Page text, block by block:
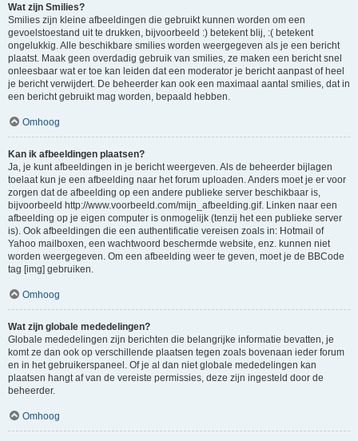
Wat zijn Smilies?
Smilies zijn kleine afbeeldingen die gebruikt kunnen worden om een
gevoelstoestand uit te drukken, bijvoorbeeld :) betekent blij, :( betekent
ongelukkig. Alle beschikbare smilies worden weergegeven als je een bericht
plaatst. Maak geen overdadig gebruik van smilies, ze maken een bericht snel
onleesbaar wat er toe kan leiden dat een moderator je bericht aanpast of heel
je bericht verwijdert. De beheerder kan ook een maximaal aantal smilies, dat in
een bericht gebruikt mag worden, bepaald hebben.
Omhoog
Kan ik afbeeldingen plaatsen?
Ja, je kunt afbeeldingen in je bericht weergeven. Als de beheerder bijlagen
toelaat kun je een afbeelding naar het forum uploaden. Anders moet je er voor
zorgen dat de afbeelding op een andere publieke server beschikbaar is,
bijvoorbeeld http://www.voorbeeld.com/mijn_afbeelding.gif. Linken naar een
afbeelding op je eigen computer is onmogelijk (tenzij het een publieke server
is). Ook afbeeldingen die een authentificatie vereisen zoals in: Hotmail of
Yahoo mailboxen, een wachtwoord beschermde website, enz. kunnen niet
worden weergegeven. Om een afbeelding weer te geven, moet je de BBCode
tag [img] gebruiken.
Omhoog
Wat zijn globale mededelingen?
Globale mededelingen zijn berichten die belangrijke informatie bevatten, je
komt ze dan ook op verschillende plaatsen tegen zoals bovenaan ieder forum
en in het gebruikerspaneel. Of je al dan niet globale mededelingen kan
plaatsen hangt af van de vereiste permissies, deze zijn ingesteld door de
beheerder.
Omhoog